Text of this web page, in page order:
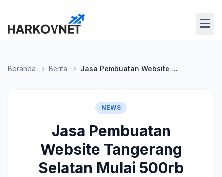
Beranda Berita Jasa Pembuatan Website Tangerang Selatan Mulai 500rb
NEWS
Jasa Pembuatan
Website Tangerang
Selatan Mulai 500rb